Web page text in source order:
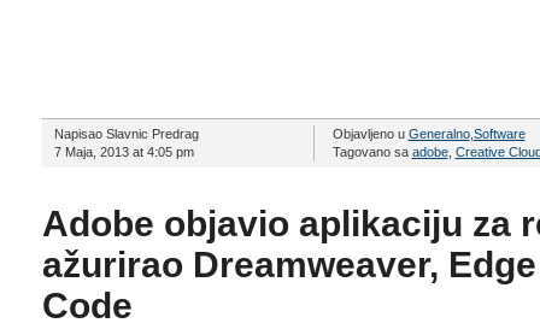
Napisao Slavnic Predrag
7 Maja, 2013 at 4:05 pm
Objavljeno u Generalno, Software
Tagovano sa adobe, Creative
Adobe objavio aplikaciju za
ažurirao Dreamweaver,
Code